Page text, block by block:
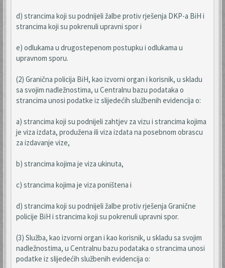
d) strancima koji su podnijeli žalbe protiv rješenja DKP-a BiH i
strancima koji su pokrenuli upravni spor i
e) odlukama u drugostepenom postupku i odlukama u
upravnom sporu.
(2) Granična policija BiH, kao izvorni organ i korisnik, u skladu
sa svojim nadležnostima, u Centralnu bazu podataka o
strancima unosi podatke iz slijedećih službenih evidencija o:
a) strancima koji su podnijeli zahtjev za vizu i strancima kojima
je viza izdata, produžena ili viza izdata na posebnom obrascu
za izdavanje vize,
b) strancima kojima je viza ukinuta,
c) strancima kojima je viza poništena i
d) strancima koji su podnijeli žalbe protiv rješenja Granične
policije BiH i strancima koji su pokrenuli upravni spor.
(3) Služba, kao izvorni organ i kao korisnik, u skladu sa svojim
nadležnostima, u Centralnu bazu podataka o strancima unosi
podatke iz slijedećih službenih evidencija o: